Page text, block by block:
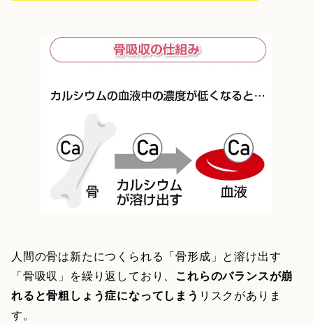
人間の骨は新たにつくられる「骨形成」と溶け出す
「骨吸収」を繰り返しており、 これらのバランスが崩
れると骨粗しょう症になってしまう リスクがありま
す。